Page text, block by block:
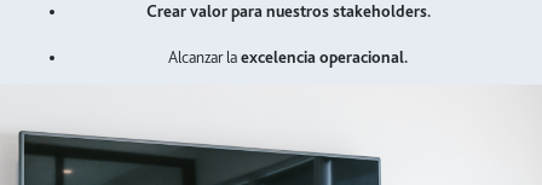
Crear valor para nuestros stakeholders.
Alcanzar laexcelencia operacional.